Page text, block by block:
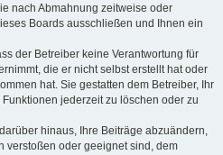
nach Abmahnung zeitweise oder
Boards ausschließen und Ihnen ein
der Betreiber keine Verantwortung für
die er nicht selbst erstellt hat oder
hat. Sie gestatten dem Betreiber, Ihr
jederzeit zu löschen oder zu
hinaus, Ihre Beiträge abzuändern,
verstoßen oder geeignet sind, dem